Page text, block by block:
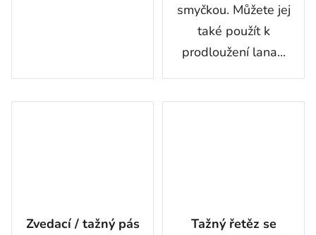
smyčkou. Můžete jej
také použít k
prodloužení lana...
Zvedací / tažný pás
Tažný řetěz se